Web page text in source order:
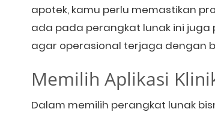
apotek, kamu perlu memastikan
ada pada perangkat lunak ini
agar operasional terjaga dengan
Memilih Aplikasi
Dalam memilih perangkat lunak